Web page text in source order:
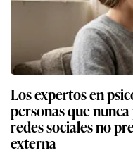
Los expertos en
personas que
redes sociales no
externa